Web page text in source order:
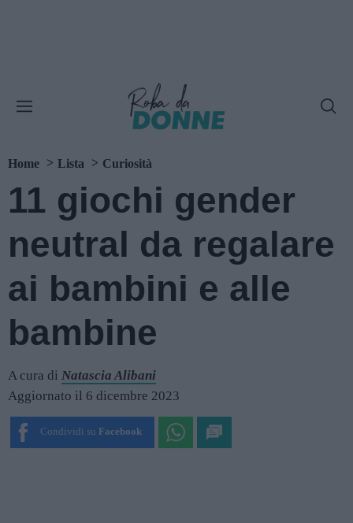
Home Lista Curiosità
11 giochi gender
neutral da regalare
ai bambini e alle
bambine
A cura di Natascia Alibani
Aggiornato il 6 dicembre 2023
Condividi su Facebook